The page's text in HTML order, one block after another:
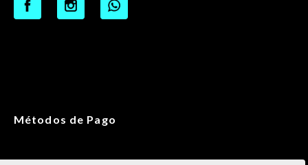
Métodos de Pago